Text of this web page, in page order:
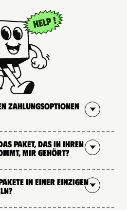
Zahlungsoptionen
Paket, das in Ihren
mir gehört?
in einer einzigen